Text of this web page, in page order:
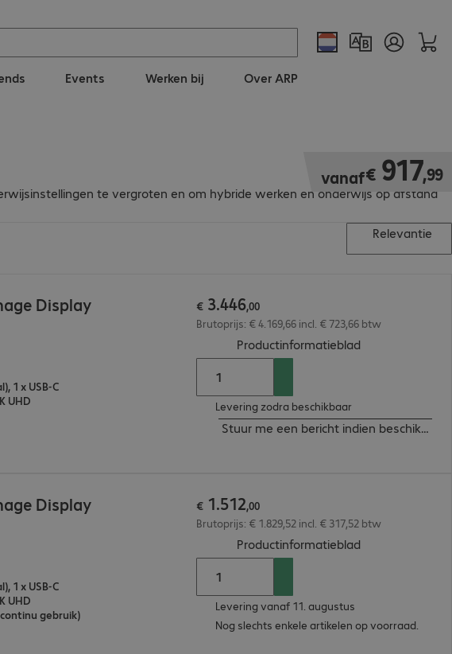
Events Werken bij Over ARP
te vergroten en om hybride werken en onderwijs op afstand
vanaf€ 917,99
€ 917,99
Relevantie
Display
1 x USB-C
UHD
€ 3.446,00
Brutoprijs: € 4.169,66 incl. € 723,66 btw
Productinformatieblad(
Levering zodra beschikbaar
Stuur me een bericht indien beschikbaar
Display
1 x USB-C
UHD
gebruik)
€ 1.512,00
Brutoprijs: € 1.829,52 incl. € 317,52 btw
Productinformatieblad(
Levering vanaf 11. augustus
Nog slechts enkele artikelen op voorraad.